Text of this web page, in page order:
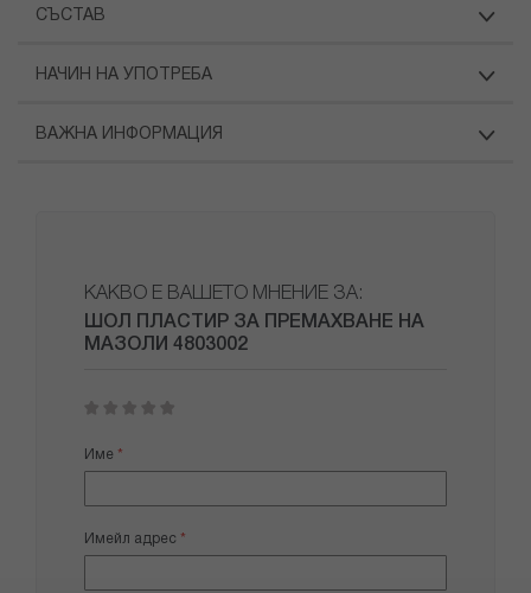
СЪСТАВ
НАЧИН НА УПОТРЕБА
ВАЖНА ИНФОРМАЦИЯ
КАКВО Е ВАШЕТО МНЕНИЕ ЗА:
ШОЛ ПЛАСТИР ЗА ПРЕМАХВАНЕ НА
МАЗОЛИ 4803002
star
stars
stars
stars
stars
Име
Имейл адрес